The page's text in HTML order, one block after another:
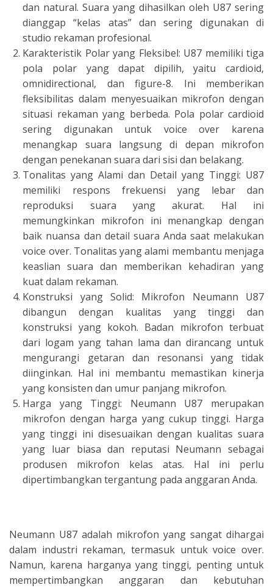
dan natural. Suara yang dihasilkan oleh U87 sering
dianggap “kelas atas” dan sering digunakan di
studio rekaman profesional.
Karakteristik Polar yang Fleksibel: U87 memiliki tiga
pola polar yang dapat dipilih, yaitu cardioid,
omnidirectional, dan figure-8. Ini memberikan
fleksibilitas dalam menyesuaikan mikrofon dengan
situasi rekaman yang berbeda. Pola polar cardioid
sering digunakan untuk voice over karena
menangkap suara langsung di depan mikrofon
dengan penekanan suara dari sisi dan belakang.
Tonalitas yang Alami dan Detail yang Tinggi: U87
memiliki respons frekuensi yang lebar dan
reproduksi suara yang akurat. Hal ini
memungkinkan mikrofon ini menangkap dengan
baik nuansa dan detail suara Anda saat melakukan
voice over. Tonalitas yang alami membantu menjaga
keaslian suara dan memberikan kehadiran yang
kuat dalam rekaman.
Konstruksi yang Solid: Mikrofon Neumann U87
dibangun dengan kualitas yang tinggi dan
konstruksi yang kokoh. Badan mikrofon terbuat
dari logam yang tahan lama dan dirancang untuk
mengurangi getaran dan resonansi yang tidak
diinginkan. Hal ini membantu memastikan kinerja
yang konsisten dan umur panjang mikrofon.
Harga yang Tinggi: Neumann U87 merupakan
mikrofon dengan harga yang cukup tinggi. Harga
yang tinggi ini disesuaikan dengan kualitas suara
yang luar biasa dan reputasi Neumann sebagai
produsen mikrofon kelas atas. Hal ini perlu
dipertimbangkan tergantung pada anggaran Anda.
Neumann U87 adalah mikrofon yang sangat dihargai
dalam industri rekaman, termasuk untuk voice over.
Namun, karena harganya yang tinggi, penting untuk
mempertimbangkan anggaran dan kebutuhan